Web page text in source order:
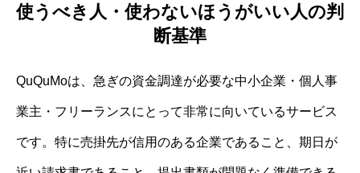
使うべき人・使わないほうがいい人の判
断基準
QuQuMoは、急ぎの資金調達が必要な中小企業・個人事
業主・フリーランスにとって非常に向いているサービス
です。特に売掛先が信用のある企業であること、期日が